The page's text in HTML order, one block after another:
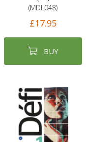
(MDL048)
£17.95
BUY